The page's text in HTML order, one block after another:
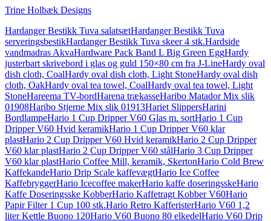
Trine Holbæk Designs
Hardanger Bestikk Tuva salatsætHardanger Bestikk Tuva
serveringsbestikHardanger Bestikk Tuva skeer 4 stk.Hardside
vandmadras AkvaHardware Pack Band L Big Green EggHardy
justerbart skrivebord i glas og guld 150×80 cm fra J-LineHardy oval
dish cloth, CoalHardy oval dish cloth, Light StoneHardy oval dish
cloth, OakHardy oval tea towel, CoalHardy oval tea towel, Light
StoneHareema TV-bordHarena trækasseHaribo Matador Mix slik
01908Haribo Stjerne Mix slik 01913Hariet SlippersHarini
BordlampeHario 1 Cup Dripper V60 Glas m. sortHario 1 Cup
Dripper V60 Hvid keramikHario 1 Cup Dripper V60 klar
plastHario 2 Cup Dripper V60 Hvid keramikHario 2 Cup Dripper
V60 klar plastHario 2 Cup Dripper V60 stålHario 3 Cup Dripper
V60 klar plastHario Coffee Mill, keramik, SkertonHario Cold Brew
KaffekandeHario Drip Scale kaffevægtHario Ice Coffee
KaffebryggerHario Icecoffee makerHario kaffe doseringsskeHario
Kaffe Doseringsske KobberHario Kaffetragt Kobber V60Hario
Papir Filter 1 Cup 100 stk.Hario Retro KafferisterHario V60 1,2
liter Kettle Buono 120Hario V60 Buono 80 elkedelHario V60 Drip